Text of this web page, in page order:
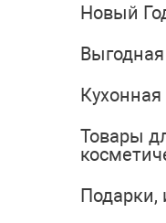
Новый
Кухонная
Товары
Подарки,